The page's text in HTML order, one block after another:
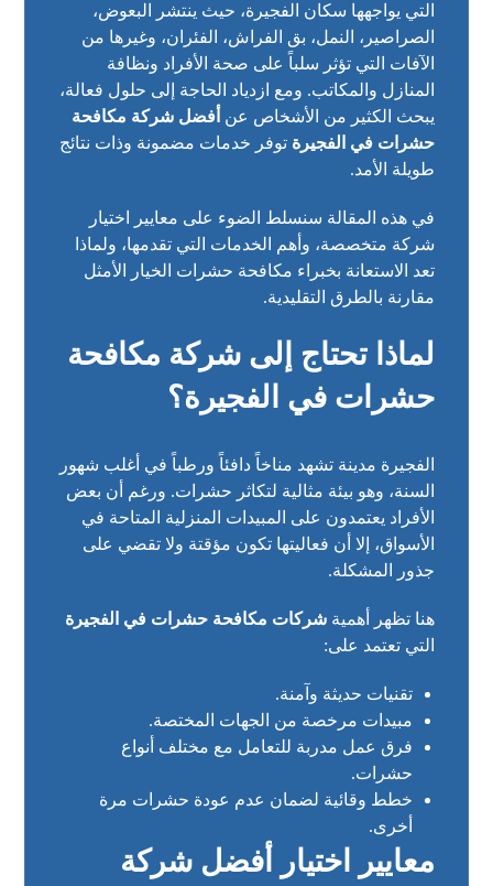
التي يواجهها سكان الفجيرة، حيث ينتشر البعوض،
الصراصير، النمل، بق الفراش، الفئران، وغيرها من
الآفات التي تؤثر سلباً على صحة الأفراد ونظافة
المنازل والمكاتب. ومع ازدياد الحاجة إلى حلول فعالة،
يبحث الكثير من الأشخاص عن أفضل شركة مكافحة
حشرات في الفجيرة توفر خدمات مضمونة وذات نتائج
طويلة الأمد.
في هذه المقالة سنسلط الضوء على معايير اختيار
شركة متخصصة، وأهم الخدمات التي تقدمها، ولماذا
تعد الاستعانة بخبراء مكافحة حشرات الخيار الأمثل
مقارنة بالطرق التقليدية.
لماذا تحتاج إلى شركة مكافحة
حشرات في الفجيرة؟
الفجيرة مدينة تشهد مناخاً دافئاً ورطباً في أغلب شهور
السنة، وهو بيئة مثالية لتكاثر حشرات. ورغم أن بعض
الأفراد يعتمدون على المبيدات المنزلية المتاحة في
الأسواق، إلا أن فعاليتها تكون مؤقتة ولا تقضي على
جذور المشكلة.
هنا تظهر أهميةشركات مكافحة حشرات في الفجيرة
التي تعتمد على:
تقنيات حديثة وآمنة.
مبيدات مرخصة من الجهات المختصة.
فرق عمل مدربة للتعامل مع مختلف أنواع
حشرات.
خطط وقائية لضمان عدم عودة حشرات مرة
أخرى.
معايير اختيار أفضل شركة